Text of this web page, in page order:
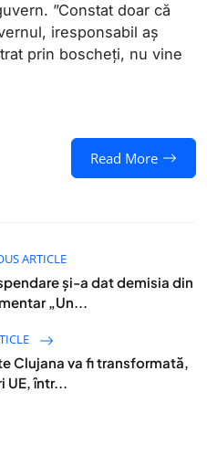
”Constat doar că
iresponsabil aș
prin boscheți, nu vine
Read More
ARTICLE
şi-a dat demisia din
„Un...
Clujana va fi transformată,
UE, într...